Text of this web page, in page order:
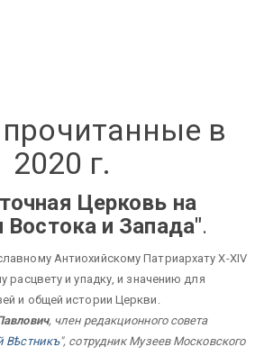
в
2020 г.
Церковь на
Востока и Запада".
Антиохийскому Патриархату X-XIV
расцвету и упадку, и значению для
и общей истории Церкви.
, член редакционного совета
Вѣстникъ", сотрудник Музеев Московского